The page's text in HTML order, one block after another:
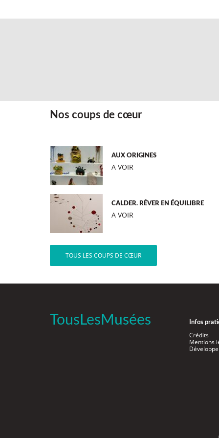
Nos coups de cœur
AUX ORIGINES
A VOIR
CALDER. RÊVER EN ÉQUILIBRE
A VOIR
TOUS LES COUPS DE CŒUR
TousLesMusées Infos
Crédits
Mentions